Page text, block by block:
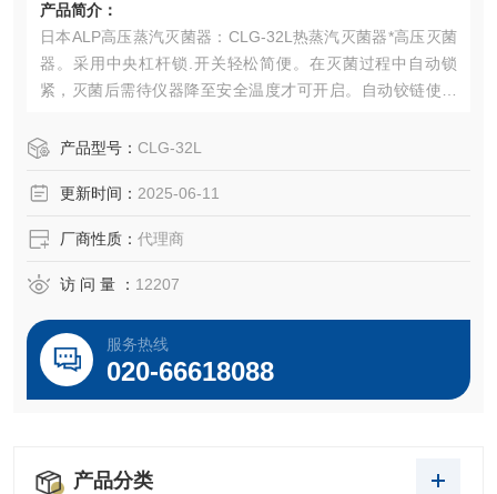
产品简介：
日本ALP高压蒸汽灭菌器：CLG-32L热蒸汽灭菌器*高压灭菌
器。采用中央杠杆锁.开关轻松简便。在灭菌过程中自动锁
紧，灭菌后需待仪器降至安全温度才可开启。自动铰链使舱
产品型号： CLG-32L
更新时间： 2025-06-11
厂商性质： 代理商
访 问 量 ： 12207
服务热线
020-66618088
产品分类